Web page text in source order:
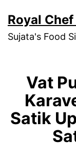
to
content
Royal
Sujata's Food
Vat
Satik